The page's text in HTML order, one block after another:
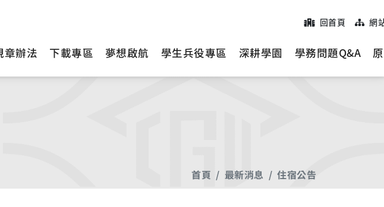
回首頁 網
章辦法 下載專區 夢想啟航 學生兵役專區 深耕學園 學務問題Q&A
首頁 最新消息 住宿公告